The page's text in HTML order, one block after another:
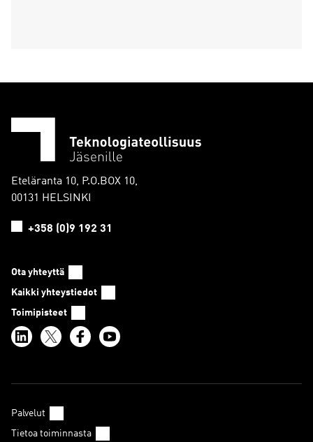
Eteläranta 10, P.O.BOX 10,
00131 HELSINKI
+358 (0)9 192 31
Ota yhteyttä
Kaikki yhteystiedot
Toimipisteet
Palvelut
Tietoa toiminnasta